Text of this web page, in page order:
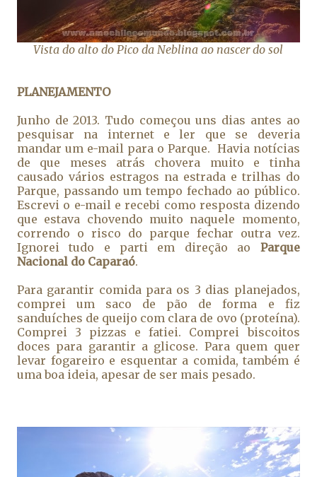
Vista do alto do Pico da Neblina ao nascer do sol
PLANEJAMENTO
Junho de 2013. Tudo começou uns dias antes ao
pesquisar na internet e ler que se deveria
mandar um e-mail para o Parque. Havia notícias
de que meses atrás chovera muito e tinha
causado vários estragos na estrada e trilhas do
Parque, passando um tempo fechado ao público.
Escrevi o e-mail e recebi como resposta dizendo
que estava chovendo muito naquele momento,
correndo o risco do parque fechar outra vez.
Ignorei tudo e parti em direção ao Parque
Nacional do Caparaó.
Para garantir comida para os 3 dias planejados,
comprei um saco de pão de forma e fiz
sanduíches de queijo com clara de ovo (proteína).
Comprei 3 pizzas e fatiei. Comprei biscoitos
doces para garantir a glicose. Para quem quer
levar fogareiro e esquentar a comida, também é
uma boa ideia, apesar de ser mais pesado.